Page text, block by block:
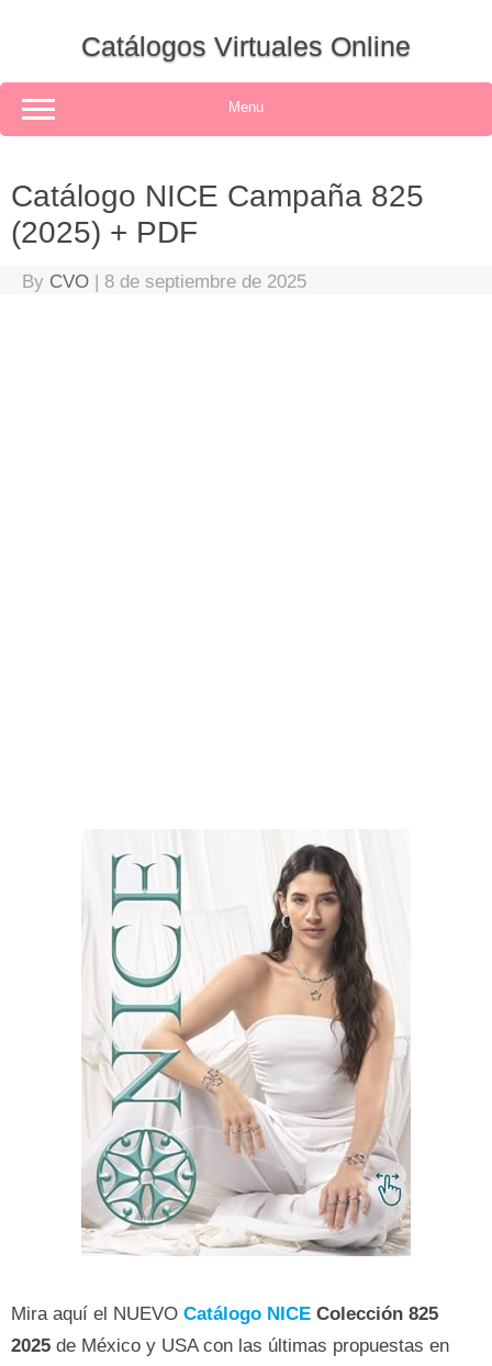
Catálogos Virtuales Online
Menu
Catálogo NICE Campaña 825
(2025) + PDF
By CVO | 8 de septiembre de 2025
Mira aquí el NUEVO Catálogo NICE Colección 825
2025 de México y USA con las últimas propuestas en